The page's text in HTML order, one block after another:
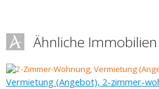
Ähnliche Immobilien
Vermietung (Angebot), 2-zimmer-